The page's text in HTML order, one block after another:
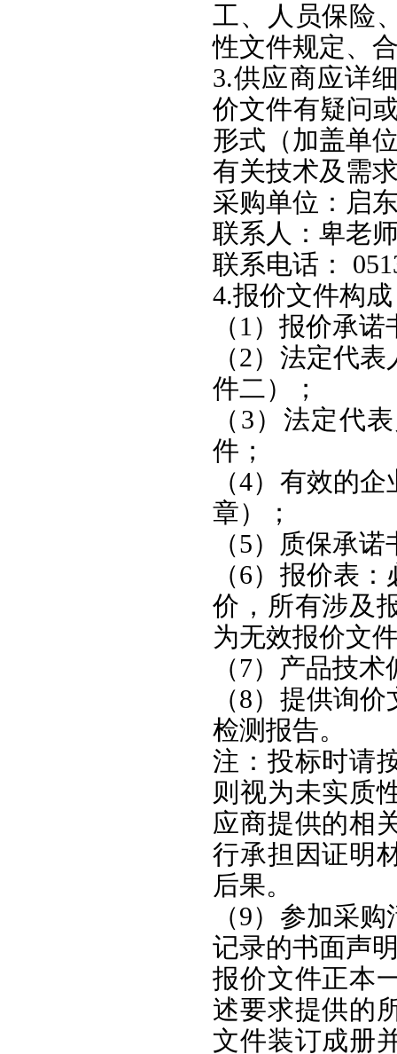
工、人员保险
性文件规定、
3.供应商应详
价文件有疑问
形式（加盖单
有关技术及需
采购单位：启
联系人：卑老
联系电话：
4.报价文件构成
（1）报价承
（2）法定代
件二）；
（3）法定代
件；
（4）有效的
章）；
（5）质保承
（6）报价表
价，所有涉及
为无效报价文
（7）产品技
（8）提供询
检测报告。
注：投标时请
则视为未实质
应商提供的相
行承担因证明
后果。
（9）参加采
记录的书面声
报价文件正本
述要求提供的
文件装订成册